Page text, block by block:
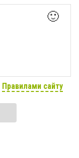
🙂
Правилами сайту